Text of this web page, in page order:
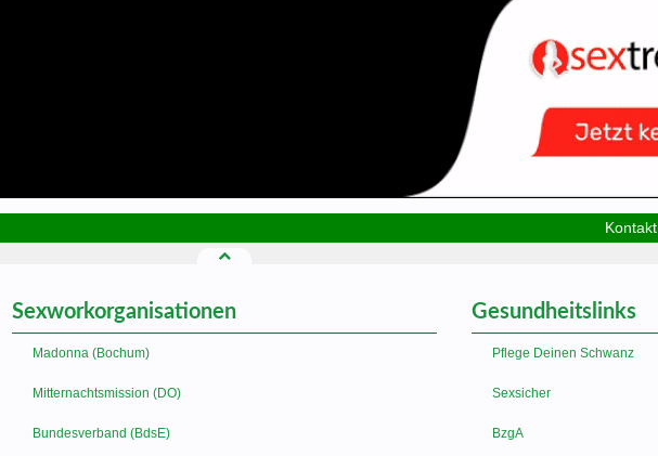
Kontakt
Sexworkorganisationen
Madonna (Bochum)
Mitternachtsmission (DO)
Bundesverband (BdsE)
Gesundheitslinks
Pflege Deinen Schwanz
Sexsicher
BzgA